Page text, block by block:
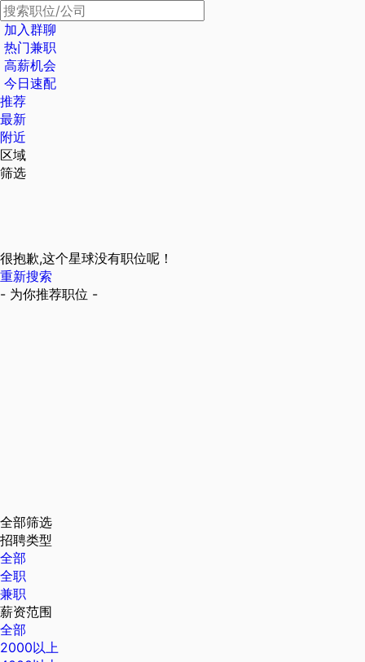
加入群聊
热门兼职
高薪机会
今日速配
推荐
最新
附近
区域
筛选
很抱歉,这个星球没有职位呢！
重新搜索
- 为你推荐职位 -
全部筛选
招聘类型
全部
全职
兼职
薪资范围
全部
2000以上